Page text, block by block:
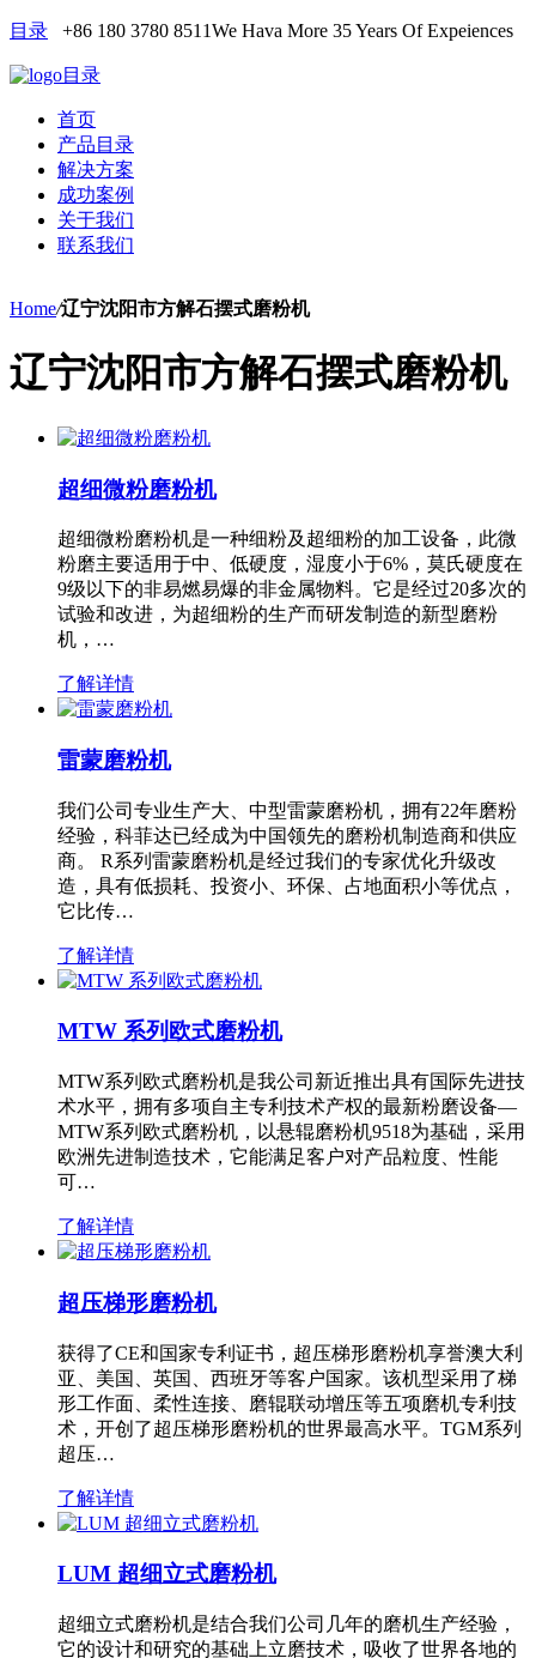
目录 +86 180 3780 8511We Hava More 35 Years Of Expeiences
目录
首页
产品目录
解决方案
成功案例
关于我们
联系我们
Home/辽宁沈阳市方解石摆式磨粉机
辽宁沈阳市方解石摆式磨粉机
超细微粉磨粉机
超细微粉磨粉机是一种细粉及超细粉的加工设备，此微
粉磨主要适用于中、低硬度，湿度小于6%，莫氏硬度在
9级以下的非易燃易爆的非金属物料。它是经过20多次的
试验和改进，为超细粉的生产而研发制造的新型磨粉
机，…
了解详情
雷蒙磨粉机
我们公司专业生产大、中型雷蒙磨粉机，拥有22年磨粉
经验，科菲达已经成为中国领先的磨粉机制造商和供应
商。 R系列雷蒙磨粉机是经过我们的专家优化升级改
造，具有低损耗、投资小、环保、占地面积小等优点，
它比传…
了解详情
MTW 系列欧式磨粉机
MTW系列欧式磨粉机是我公司新近推出具有国际先进技
术水平，拥有多项自主专利技术产权的最新粉磨设备—
MTW系列欧式磨粉机，以悬辊磨粉机9518为基础，采用
欧洲先进制造技术，它能满足客户对产品粒度、性能
可…
了解详情
超压梯形磨粉机
获得了CE和国家专利证书，超压梯形磨粉机享誉澳大利
亚、美国、英国、西班牙等客户国家。该机型采用了梯
形工作面、柔性连接、磨辊联动增压等五项磨机专利技
术，开创了超压梯形磨粉机的世界最高水平。TGM系列
超压…
了解详情
LUM 超细立式磨粉机
超细立式磨粉机是结合我们公司几年的磨机生产经验，
它的设计和研究的基础上立磨技术，吸收了世界各地的